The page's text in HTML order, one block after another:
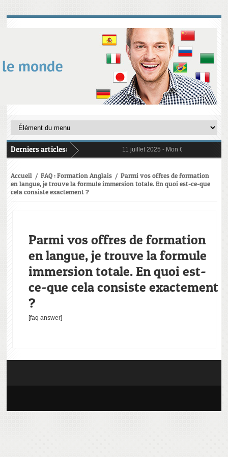
Derniers articles: 11 juillet 2025 - Mon Compte
6 janvier 2025 -Au 1er janvier 2025,
Accueil /FAQ : Formation Anglais /Parmi vos offres de formation
en langue, je trouve la formule immersion totale. En quoi est-ce-que
cela consiste exactement ?
Parmi vos offres de formation
en langue, je trouve la formule
immersion totale. En quoi est-
ce-que cela consiste exactement
?
[faq answer]